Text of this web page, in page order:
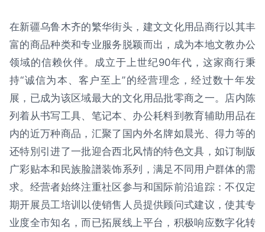
在新疆乌鲁木齐的繁华街头，建文文化用品商行以其丰
富的商品种类和专业服务脱颖而出，成为本地文教办公
领域的信赖伙伴。成立于上世纪90年代，这家商行秉
持“诚信为本、客户至上”的经营理念，经过数十年发
展，已成为该区域最大的文化用品批零商之一。店内陈
列着从书写工具、笔记本、办公耗料到教育辅助用品在
内的近万种商品，汇聚了国内外名牌如晨光、得力等的
还特別引进了一批迎合西北风情的特色文具，如订制版
广彩贴本和民族脸譜装饰系列，满足不同用户群体的需
求。经营者始终注重社区参与和国际前沿追踪：不仅定
期开展员工培训以使销售人员提供顾问式建议，使其专
业度全市知名，而已拓展线上平台，积极响应数字化转